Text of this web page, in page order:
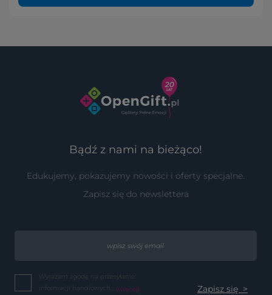
Bądź z nami na bieżąco!
Edukujemy, pokazujemy nowości i oferty specjalne.
Zapisz się do newslettera
Wyrażam zgodę na przesyłanie
informacji handlowych... (więcej)